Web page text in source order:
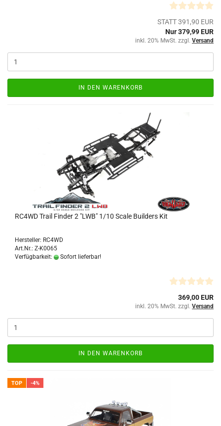
STATT 391,90 EUR
Nur 379,99 EUR
inkl. 20% MwSt. zzgl. Versand
IN DEN WARENKORB
RC4WD Trail Finder 2 "LWB" 1/10 Scale Builders Kit
Hersteller: RC4WD
Art.Nr.: Z-K0065
Verfügbarkeit:
Sofort lieferbar!
369,00 EUR
inkl. 20% MwSt. zzgl. Versand
IN DEN WARENKORB
TOP -4%